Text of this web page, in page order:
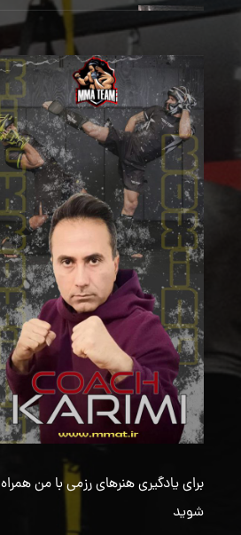
برای یادگیری هنرهای رزمی با من همراه
شوید